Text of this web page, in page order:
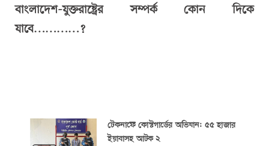
বাংলাদেশ-যুক্তরাষ্ট্রের সম্পর্ক কোন দিকে
যাবে…………?
টেকনাফে কোস্টগার্ডের অভিযান: ৫৫ হাজার
ইয়াবাসহ আটক ২